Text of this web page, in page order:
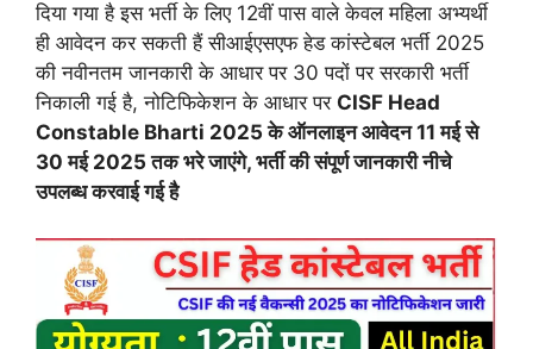
दिया गया है इस भर्ती के लिए 12वीं पास वाले केवल महिला अभ्यर्थी
ही आवेदन कर सकती हैं सीआईएसएफ हेड कांस्टेबल भर्ती 2025
की नवीनतम जानकारी के आधार पर 30 पदों पर सरकारी भर्ती
निकाली गई है, नोटिफिकेशन के आधार पर CISF Head
Constable Bharti 2025 के ऑनलाइन आवेदन 11 मई से
30 मई 2025 तक भरे जाएंगे, भर्ती की संपूर्ण जानकारी नीचे
उपलब्ध करवाई गई है